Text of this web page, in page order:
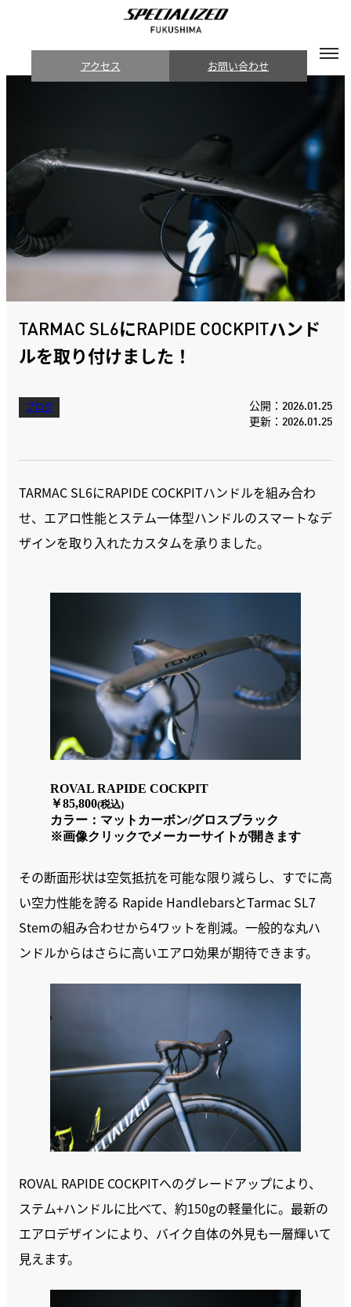
アクセス お問い合わせ
TARMAC SL6にRAPIDE COCKPITハンド
ルを取り付けました！
ブログ
公開：2026.01.25
更新：2026.01.25
TARMAC SL6にRAPIDE COCKPITハンドルを組み合わ
せ、エアロ性能とステム一体型ハンドルのスマートなデ
ザインを取り入れたカスタムを承りました。
ROVAL RAPIDE COCKPIT
￥85,800(税込)
カラー：マットカーボン/グロスブラック
※画像クリックでメーカーサイトが開きます
その断面形状は空気抵抗を可能な限り減らし、すでに高
い空力性能を誇る Rapide HandlebarsとTarmac SL7
Stemの組み合わせから4ワットを削減。一般的な丸ハ
ンドルからはさらに高いエアロ効果が期待できます。
ROVAL RAPIDE COCKPITへのグレードアップにより、
ステム+ハンドルに比べて、約150gの軽量化に。最新の
エアロデザインにより、バイク自体の外見も一層輝いて
見えます。